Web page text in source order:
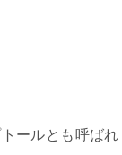
ールとも呼ばれ